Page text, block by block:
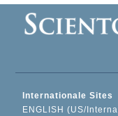
Internationale Sites
ENGLISH (US/